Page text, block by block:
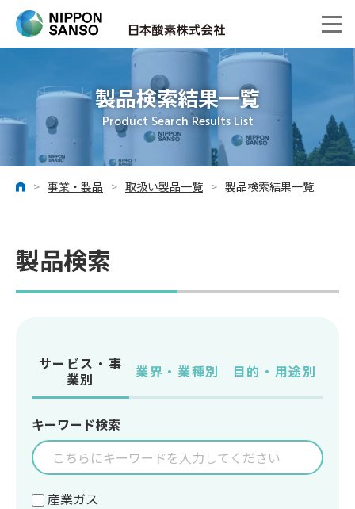
製品検索結果一覧
Product Search Results List
ホーム
> 事業・製品 > 取扱い製品一覧 > 製品検索結果一覧
製品検索
サービス・事
業別
業界・業種別 目的・用途別
キーワード検索
産業ガス